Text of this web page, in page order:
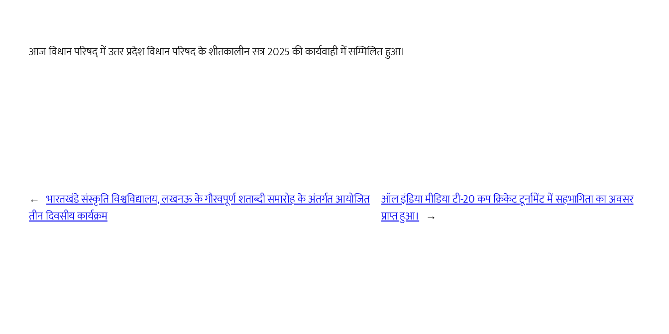
आज विधान परिषद् में उत्तर प्रदेश विधान परिषद के शीतकालीन सत्र 2025 की कार्यवाही में सम्मिलित हुआ।
← भारतखंडे संस्कृति विश्वविद्यालय, लखनऊ के गौरवपूर्ण शताब्दी समारोह के अंतर्गत आयोजित
तीन दिवसीय कार्यक्रम
ऑल इंडिया मीडिया टी-20 कप क्रिकेट टूर्नामेंट में सहभागिता का अवसर
प्राप्त हुआ। →